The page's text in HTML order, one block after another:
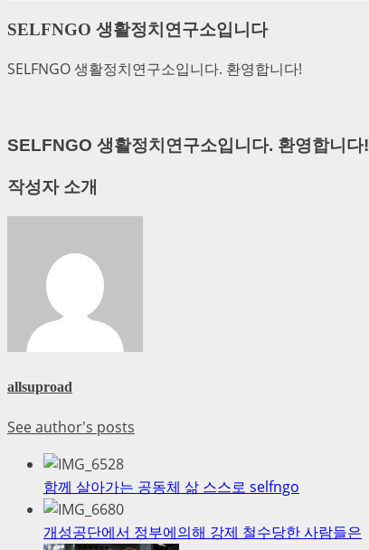
SELFNGO 생활정치연구소입니다
SELFNGO 생활정치연구소입니다. 환영합니다!
SELFNGO 생활정치연구소입니다. 환영합니다!
작성자 소개
allsuproad
See author's posts
함께 살아가는 공동체 삶 스스로 selfngo
개성공단에서 정부에의해 강제 철수당한 사람들은